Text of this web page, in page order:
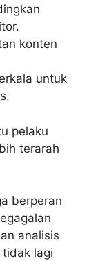
konten
untuk
pelaku
terarah
berperan
analisis
lagi